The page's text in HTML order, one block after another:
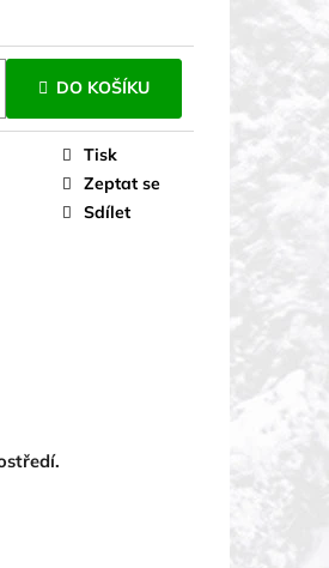
DO KOŠÍKU
Tisk
Zeptat se
Sdílet